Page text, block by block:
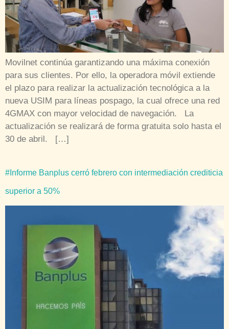
Movilnet continúa garantizando una máxima conexión
para sus clientes. Por ello, la operadora móvil extiende
el plazo para realizar la actualización tecnológica a la
nueva USIM para líneas pospago, la cual ofrece una red
4GMAX con mayor velocidad de navegación. La
actualización se realizará de forma gratuita solo hasta el
30 de abril. […]
#Informe Banplus cerró febrero con intermediación crediticia
superior a 50%